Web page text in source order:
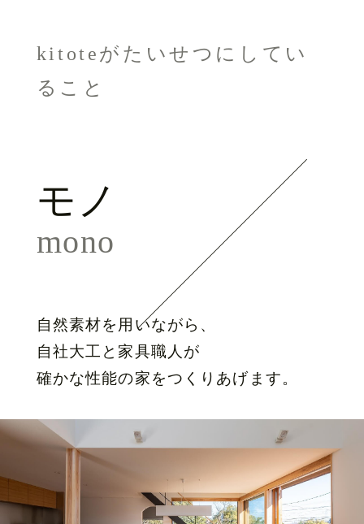
kitoteがたいせつにしてい
ること
モノ
mono
自然素材を用いながら、
自社大工と家具職人が
確かな性能の家をつくりあげます。